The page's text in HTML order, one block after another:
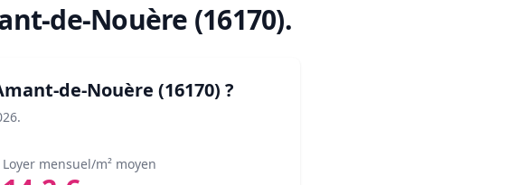
de-Nouère (16170).
de-Nouère (16170) ?
.
Loyer mensuel/m² moyen